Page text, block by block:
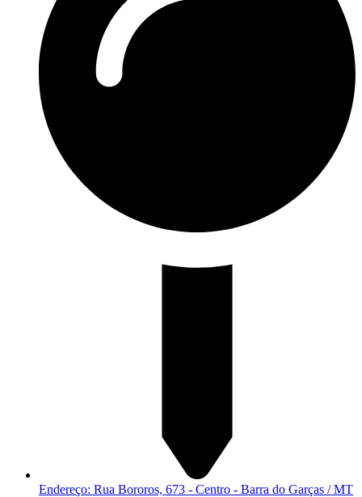
Endereço: Rua Bororos, 673 - Centro - Barra do Garças / MT